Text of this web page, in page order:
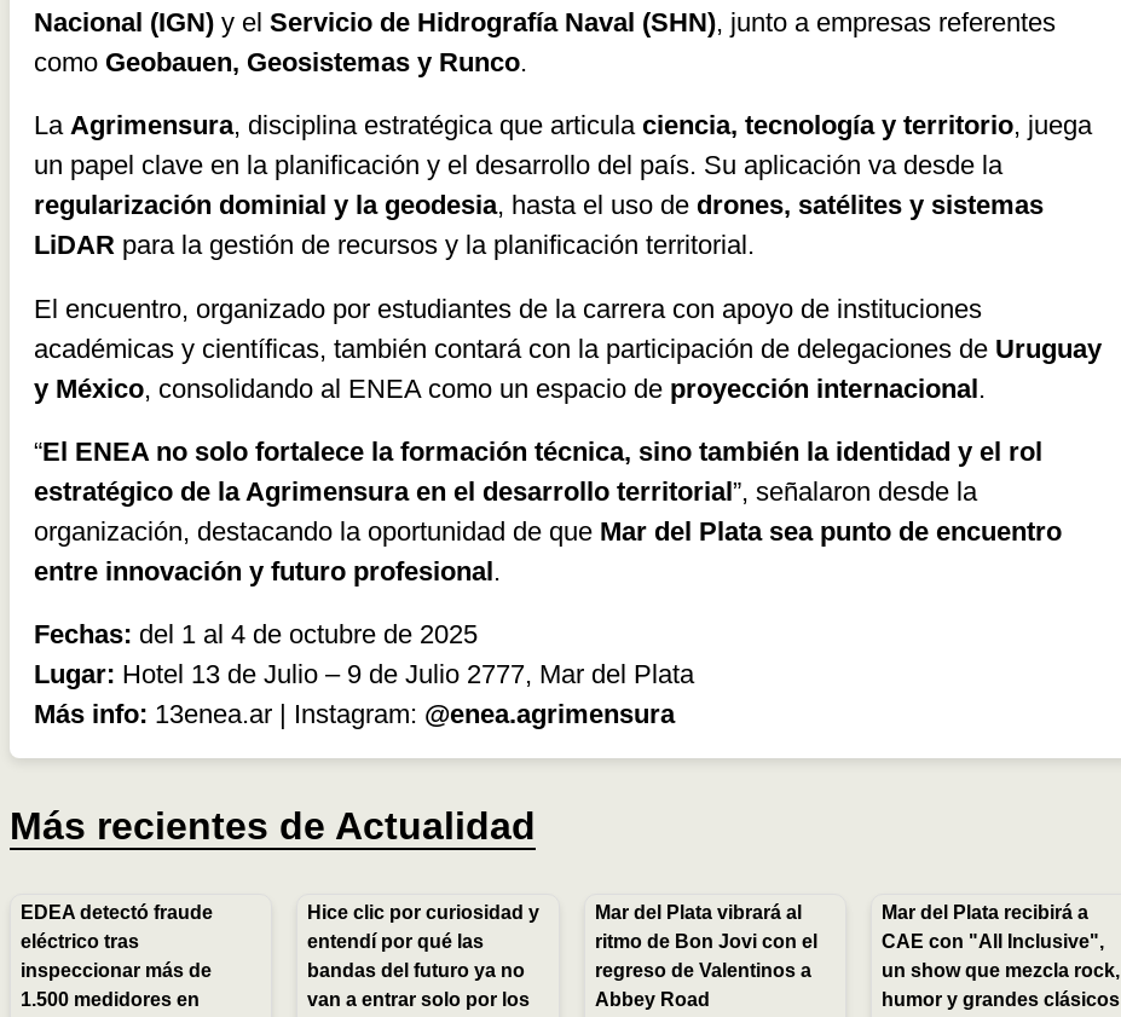
Nacional (IGN) y el Servicio de Hidrografía Naval (SHN), junto a empresas referentes
como Geobauen, Geosistemas y Runco.
La Agrimensura, disciplina estratégica que articula ciencia, tecnología y territorio, juega
un papel clave en la planificación y el desarrollo del país. Su aplicación va desde la
regularización dominial y la geodesia, hasta el uso de drones, satélites y sistemas
LiDAR para la gestión de recursos y la planificación territorial.
El encuentro, organizado por estudiantes de la carrera con apoyo de instituciones
académicas y científicas, también contará con la participación de delegaciones de Uruguay
y México, consolidando al ENEA como un espacio de proyección internacional.
“El ENEA no solo fortalece la formación técnica, sino también la identidad y el rol
estratégico de la Agrimensura en el desarrollo territorial”, señalaron desde la
organización, destacando la oportunidad de que Mar del Plata sea punto de encuentro
entre innovación y futuro profesional.
Fechas: del 1 al 4 de octubre de 2025
Lugar: Hotel 13 de Julio – 9 de Julio 2777, Mar del Plata
Más info: 13enea.ar | Instagram: @enea.agrimensura
Más recientes de Actualidad
EDEA detectó fraude
eléctrico tras
inspeccionar más de
1.500 medidores en
Hice clic por curiosidad y
entendí por qué las
bandas del futuro ya no
van a entrar solo por los
Mar del Plata vibrará al
ritmo de Bon Jovi con el
regreso de Valentinos a
Abbey Road
Mar del Plata recibirá a
CAE con "All Inclusive",
un show que mezcla rock,
humor y grandes clásicos